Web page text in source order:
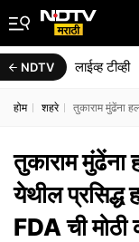
NDTV लाईव्ह टीव्ही
होम शहरे तुकाराम मुंढेंना
तुकाराम
येथील
FDA ची मोठी